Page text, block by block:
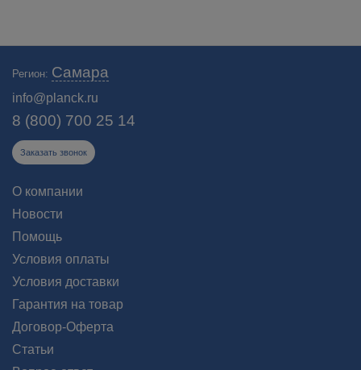
Регион: Самара
info@planck.ru
8 (800) 700 25 14
Заказать звонок
О компании
Новости
Помощь
Условия оплаты
Условия доставки
Гарантия на товар
Договор-Оферта
Статьи